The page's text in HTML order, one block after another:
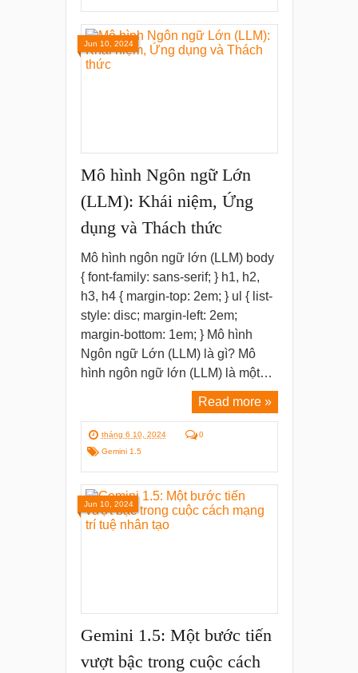
Mô hình Ngôn ngữ Lớn
(LLM): Khái niệm, Ứng
dụng và Thách thức
Mô hình ngôn ngữ lớn (LLM) body
{ font-family: sans-serif; } h1, h2,
h3, h4 { margin-top: 2em; } ul { list-
style: disc; margin-left: 2em;
margin-bottom: 1em; } Mô hình
Ngôn ngữ Lớn (LLM) là gì? Mô
hình ngôn ngữ lớn (LLM) là một…
Read more »
tháng 6 10, 2024
0
Gemini 1.5
Jun 10, 2024
Gemini 1.5: Một bước tiến
vượt bậc trong cuộc cách
Jun 10, 2024